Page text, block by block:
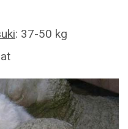
: 37-50 kg